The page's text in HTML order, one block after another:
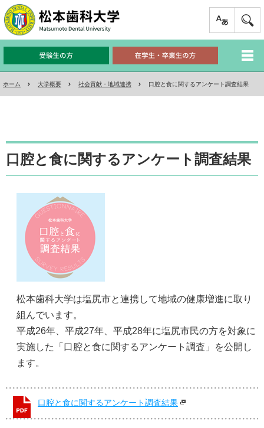
ホーム 大学概要 社会貢献・地域連携 口腔と食に関するアンケート調査結果
口腔と食に関するアンケート調査結果
松本歯科大学は塩尻市と連携して地域の健康増進に取り
組んでいます。
平成26年、平成27年、平成28年に塩尻市民の方を対象に
実施した「口腔と食に関するアンケート調査」を公開し
ます。
口腔と食に関するアンケート調査結果